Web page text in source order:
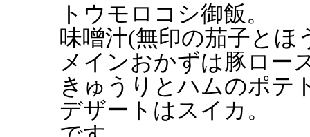
トウモロコシ御飯。
味噌汁(無印の茄子とほ
メインおかずは豚ロー
きゅうりとハムのポテ
デザートはスイカ。